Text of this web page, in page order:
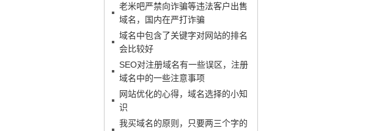
老米吧严禁向诈骗等违法客户出售
域名，国内在严打诈骗
域名中包含了关键字对网站的排名
会比较好
SEO对注册域名有一些误区，注册
域名中的一些注意事项
网站优化的心得，域名选择的小知
识
我买域名的原则，只要两三个字的